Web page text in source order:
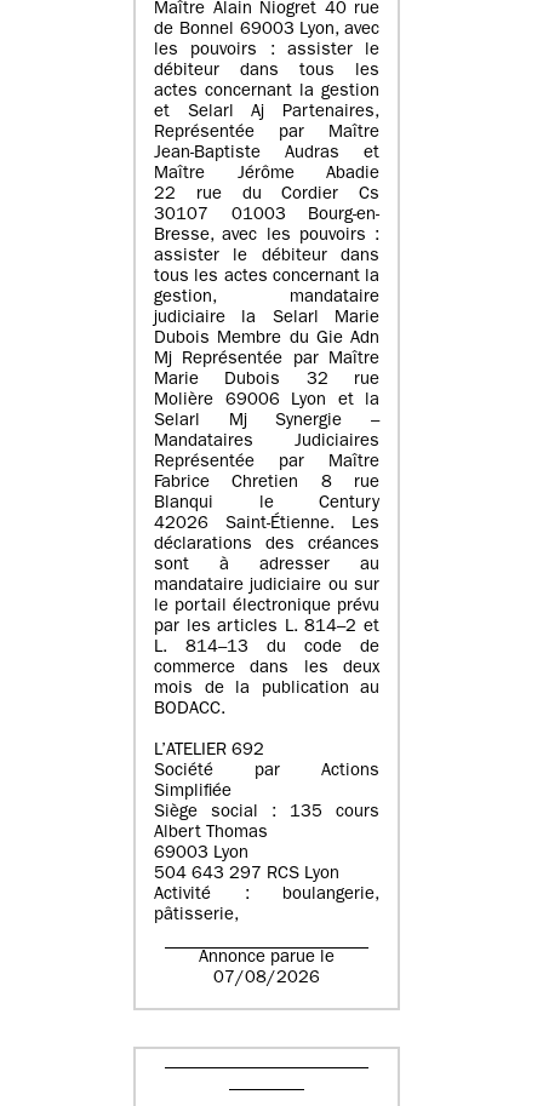
Maître Alain Niogret 40 rue
de Bonnel 69003 Lyon, avec
les pouvoirs : assister le
débiteur dans tous les
actes concernant la gestion
et Selarl Aj Partenaires,
Représentée par Maître
Jean-Baptiste Audras et
Maître Jérôme Abadie
22 rue du Cordier Cs
30107 01003 Bourg-en-
Bresse, avec les pouvoirs :
assister le débiteur dans
tous les actes concernant la
gestion, mandataire
judiciaire la Selarl Marie
Dubois Membre du Gie Adn
Mj Représentée par Maître
Marie Dubois 32 rue
Molière 69006 Lyon et la
Selarl Mj Synergie –
Mandataires Judiciaires
Représentée par Maître
Fabrice Chretien 8 rue
Blanqui le Century
42026 Saint-Étienne. Les
déclarations des créances
sont à adresser au
mandataire judiciaire ou sur
le portail électronique prévu
par les articles L. 814–2 et
L. 814–13 du code de
commerce dans les deux
mois de la publication au
BODACC.
L’ATELIER 692
Société par Actions
Simplifiée
Siège social : 135 cours
Albert Thomas
69003 Lyon
504 643 297 RCS Lyon
Activité : boulangerie,
pâtisserie,
Annonce parue le
07/08/2026